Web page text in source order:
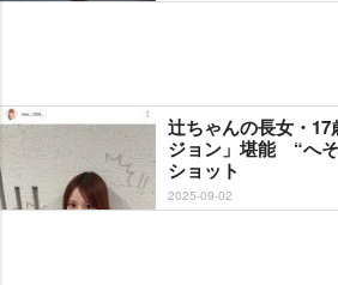
辻ちゃんの長女・
ジョン」堪能 “へ
ショット
2025-09-02